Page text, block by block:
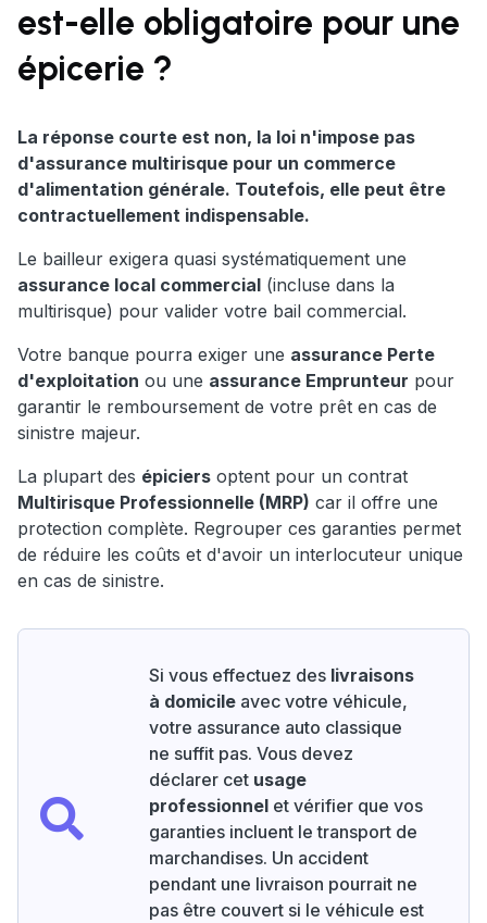
est-elle obligatoire pour une
épicerie ?
La réponse courte est non, la loi n'impose pas
d'assurance multirisque pour un commerce
d'alimentation générale. Toutefois, elle peut être
contractuellement indispensable.
Le bailleur exigera quasi systématiquement une
assurance local commercial (incluse dans la
multirisque) pour valider votre bail commercial.
Votre banque pourra exiger une assurance Perte
d'exploitation ou une assurance Emprunteur pour
garantir le remboursement de votre prêt en cas de
sinistre majeur.
La plupart des épiciers optent pour un contrat
Multirisque Professionnelle (MRP) car il offre une
protection complète. Regrouper ces garanties permet
de réduire les coûts et d'avoir un interlocuteur unique
en cas de sinistre.
Si vous effectuez des livraisons
à domicile avec votre véhicule,
votre assurance auto classique
ne suffit pas. Vous devez
déclarer cet usage
professionnel et vérifier que vos
garanties incluent le transport de
marchandises. Un accident
pendant une livraison pourrait ne
pas être couvert si le véhicule est